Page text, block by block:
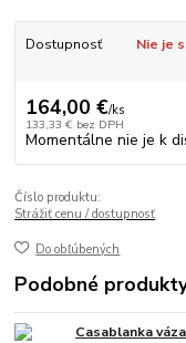
Dostupnosť Nie je
164,00 €/ks
133,33 € bez DPH
Momentálne nie je k
Číslo produktu:
Strážiť cenu / dostupnosť
Do obľúbených
Podobné
Casablanka